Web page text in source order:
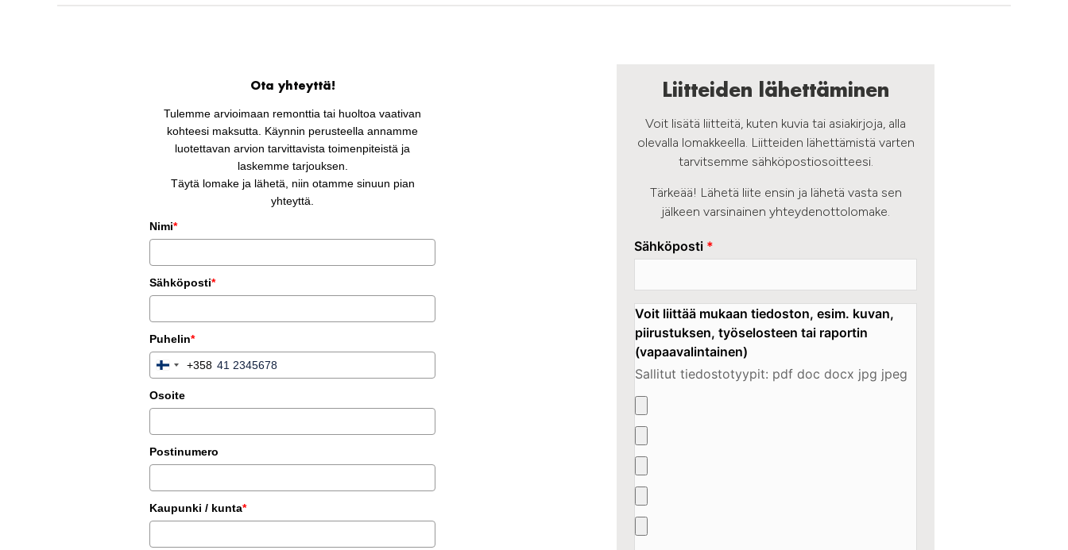
Ota yhteyttä!
Tulemme arvioimaan remonttia tai huoltoa vaativan
kohteesi maksutta. Käynnin perusteella annamme
luotettavan arvion tarvittavista toimenpiteistä ja
laskemme tarjouksen.
Täytä lomake ja lähetä, niin otamme sinuun pian
yhteyttä.
Nimi*
Sähköposti*
Puhelin*
Finland+358
Osoite
Postinumero
Kaupunki / kunta*
Liitteiden lähettäminen
Voit lisätä liitteitä, kuten kuvia tai asiakirjoja, alla
olevalla lomakkeella. Liitteiden lähettämistä varten
tarvitsemme sähköpostiosoitteesi.
Tärkeää! Lähetä liite ensin ja lähetä vasta sen
jälkeen varsinainen yhteydenottolomake.